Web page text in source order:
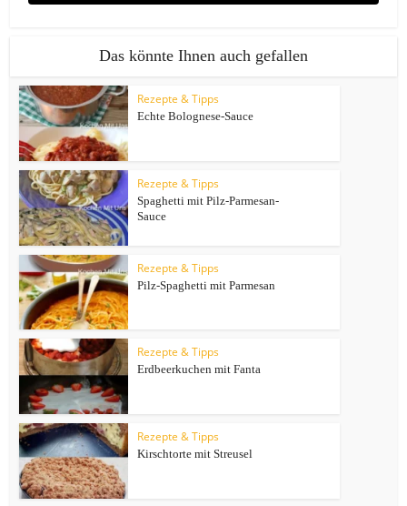
Das könnte Ihnen auch gefallen
Rezepte & Tipps
Echte Bolognese-Sauce
Rezepte & Tipps
Spaghetti mit Pilz-Parmesan-
Sauce
Rezepte & Tipps
Pilz-Spaghetti mit Parmesan
Rezepte & Tipps
Erdbeerkuchen mit Fanta
Rezepte & Tipps
Kirschtorte mit Streusel